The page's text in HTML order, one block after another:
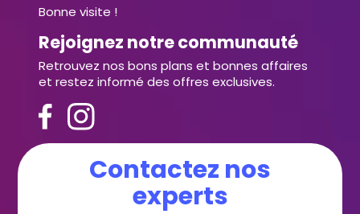
Bonne visite !
Rejoignez notre communauté
Retrouvez nos bons plans et bonnes affaires
et restez informé des offres exclusives.
Contactez nos
experts